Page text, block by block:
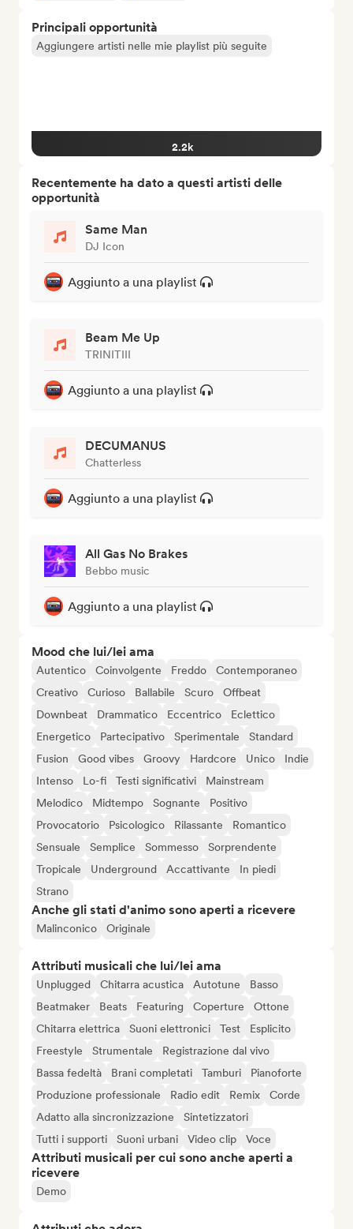
Principali opportunità
Aggiungere artisti nelle mie playlist più seguite
2.2k
Recentemente ha dato a questi artisti delle
opportunità
Same Man
DJ Icon
Aggiunto a una playlist
Beam Me Up
TRINITIII
Aggiunto a una playlist
DECUMANUS
Chatterless
Aggiunto a una playlist
All Gas No Brakes
Bebbo music
Aggiunto a una playlist
Mood che lui/lei ama
Autentico Coinvolgente Freddo
Contemporaneo
Creativo
Curioso Ballabile Scuro
Offbeat
Downbeat
Drammatico Eccentrico
Eclettico
Energetico
Partecipativo Sperimentale
Standard
Fusion
Good vibes Groovy Hardcore Unico
Indie
Intenso
Lo-fi Testi significativi
Mainstream
Melodico
Midtempo Sognante
Positivo
Provocatorio
Psicologico Rilassante
Romantico
Sensuale
Semplice Sommesso
Sorprendente
Tropicale
Underground Accattivante
In piedi
Strano
Anche gli stati d'animo sono aperti a ricevere
Malinconico Originale
Attributi musicali che lui/lei ama
Unplugged Chitarra acustica Autotune
Basso
Beatmaker
Beats Featuring Coperture
Ottone
Chitarra elettrica
Suoni elettronici Test
Esplicito
Freestyle
Strumentale
Registrazione dal vivo
Bassa fedeltà
Brani completati Tamburi
Pianoforte
Produzione professionale
Radio edit Remix
Corde
Adatto alla sincronizzazione
Sintetizzatori
Tutti i supporti
Suoni urbani Video clip Voce
Attributi musicali per cui sono anche aperti a
ricevere
Demo